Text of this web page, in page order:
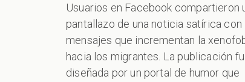
Usuarios en Facebook compartieron
pantallazo de una noticia satírica con
mensajes que incrementan la
hacia los migrantes. La publicación
diseñada por un portal de humor que